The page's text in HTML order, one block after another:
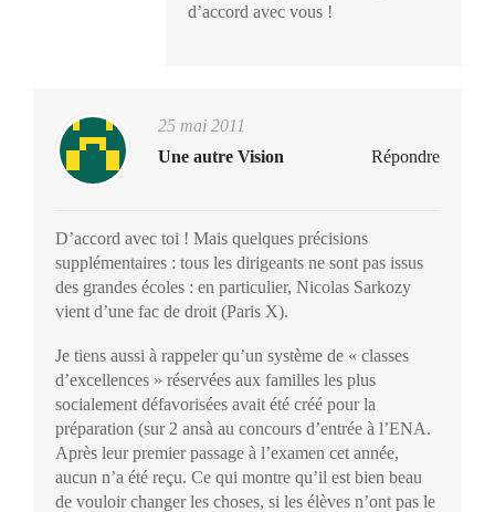
d’accord avec vous !
25 mai 2011
Une autre Vision
Répondre
D’accord avec toi ! Mais quelques précisions
supplémentaires : tous les dirigeants ne sont pas issus
des grandes écoles : en particulier, Nicolas Sarkozy
vient d’une fac de droit (Paris X).
Je tiens aussi à rappeler qu’un système de « classes
d’excellences » réservées aux familles les plus
socialement défavorisées avait été créé pour la
préparation (sur 2 ansà au concours d’entrée à l’ENA.
Après leur premier passage à l’examen cet année,
aucun n’a été reçu. Ce qui montre qu’il est bien beau
de vouloir changer les choses, si les élèves n’ont pas le